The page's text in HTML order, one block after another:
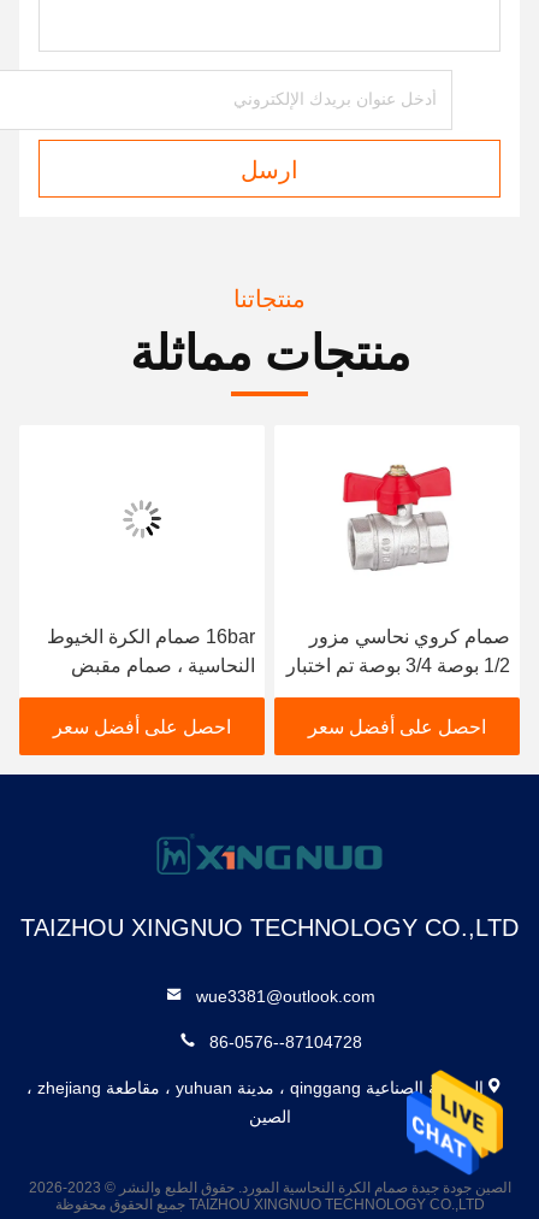
ارسل
منتجاتنا
منتجات مماثلة
صمام كروي نحاسي مزور
1/2 بوصة 3/4 بوصة تم اختبار
تسربه بنسبة 100٪
احصل على أفضل سعر
16bar صمام الكرة الخيوط
النحاسية ، صمام مقبض
فراشة مزورة
احصل على أفضل سعر
TAIZHOU XINGNUO TECHNOLOGY CO.,LTD
wue3381@outlook.com
86-0576--87104728
المنطقة الصناعية qinggang ، مدينة yuhuan ، مقاطعة zhejiang ،
الصين
الصين جودة جيدة صمام الكرة النحاسية المورد. حقوق الطبع والنشر © 2023-2026
TAIZHOU XINGNUO TECHNOLOGY CO.,LTD جميع الحقوق محفوظة